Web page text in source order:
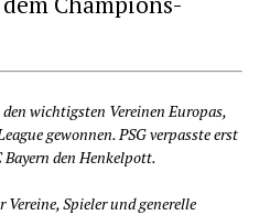
wichtigsten Vereinen Europas,
gewonnen. PSG verpasste erst
Bayern den Henkelpott.
Spieler und generelle